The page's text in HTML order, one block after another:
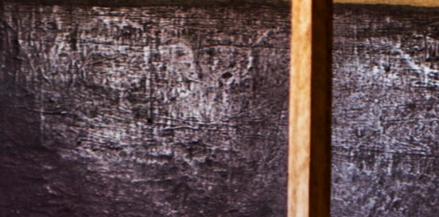
Objavte, kde realizujeme naše
operácie
Detailné informácie o chorobách,
ktoré liečime, a o lekárskych
službách, ktoré poskytujeme
Zistite viac o našich svedectvách
zo zabudnutých častí sveta
Pozrite si naše každoročné
auditované finančné výkazy
Objavte ako a prečo sme vznikli a
všetko o významných udalostiach
v našej práci
Zistite, ako prevádzkujeme
globálnu sieť MAGNA
Velké fotografické reportáže zo
zabudnutých kríz sveta
Zapojte sa a navštívte naše
pudujatia, kde sa dozviete viac o
našej práci
Udržateľnosť našich
nebola možná bez
firmami a nadáciami
Tu nájdete naše
bankové účty
Pre vás
výdavok a pritom s
pomôcť zachrániť
Sme závislí od
obetavosti a tvrdej
teréne aj v kancelárii